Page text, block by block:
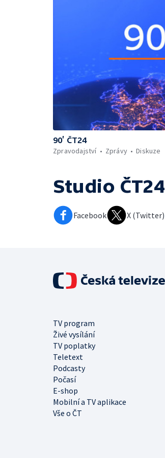
90’ ČT24
Zpravodajství
Zprávy Diskuze
Studio ČT24
Facebook X (Twitter)
TV program
Živé vysílání
TV poplatky
Teletext
Podcasty
Počasí
E-shop
Mobilní a TV aplikace
Vše o ČT